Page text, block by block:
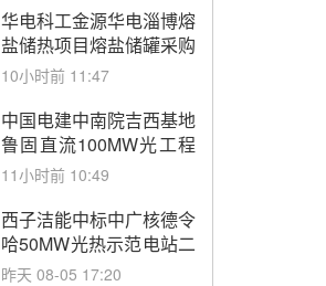
华电科工金源华电淄博熔
盐储热项目熔盐储罐采购
10小时前 11:47
中国电建中南院吉西基地
鲁固直流100MW光工程
性能试验采购
11小时前 10:49
西子洁能中标中广核德令
哈50MW光热示范电站二
列蒸汽发生器设备采购
昨天 08-05 17:20